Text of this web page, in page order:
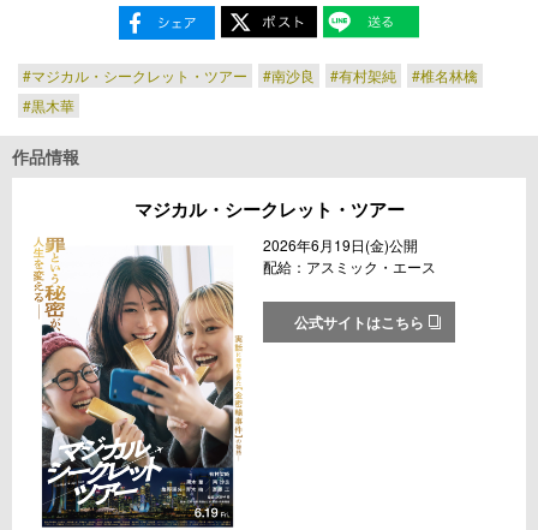
#マジカル・シークレット・ツアー #南沙良 #有村架純
#椎名林檎
#黒木華
作品情報
マジカル・シークレット・ツアー
2026年6月19日(金)公開
配給：アスミック・エース
公式サイトはこちら